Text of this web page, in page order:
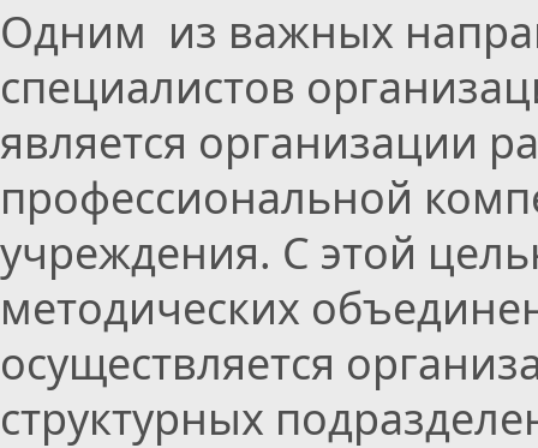
Одним из важных
специалистов
является организации
профессиональной
учреждения. С этой
методических
осуществляется
структурных